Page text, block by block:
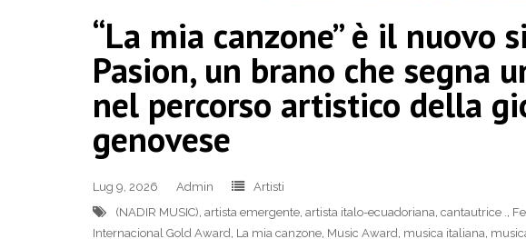
“La mia canzone” è il nuovo
Pasion, un brano che segna
nel percorso artistico della
genovese
Lug 9, 2026 Admin
Artisti
(NADIR MUSIC), artista emergente, artista italo-ecuadoriana, cantautrice .,
Internacional Gold Award, La mia canzone, Music Award, musica italiana,